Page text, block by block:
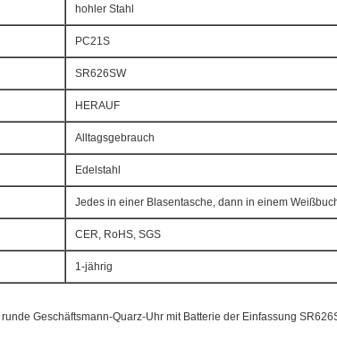
hohler Stahl
PC21S
SR626SW
HERAUF
Alltagsgebrauch
Edelstahl
Jedes in einer Blasentasche, dann in einem
CER, RoHS, SGS
1-jährig